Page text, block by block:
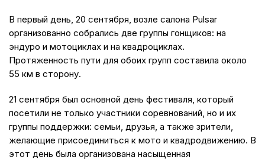
В первый день, 20 сентября, возле салона Pulsar
организованно собрались две группы гонщиков: на
эндуро и мотоциклах и на квадроциклах.
Протяженность пути для обоих групп составила около
55 км в сторону.
21 сентября был основной день фестиваля, который
посетили не только участники соревнований, но и их
группы поддержки: семьи, друзья, а также зрители,
желающие присоединиться к мото и квадродвижению. В
этот день была организована насыщенная